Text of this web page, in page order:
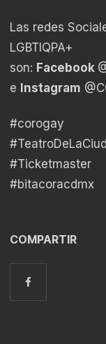
Las redes
LGBTIQPA+
son: Facebook
e Instagram
#corogay
#Ticketmaster
#bitacoracdmx
COMPARTIR